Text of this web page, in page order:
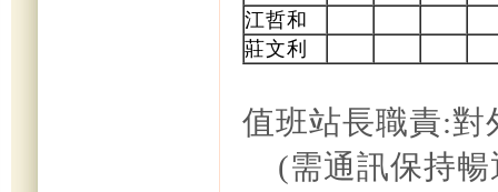
江哲和
莊文利
值班站長職責:對
(需通訊保持